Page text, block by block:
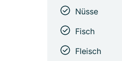
Nüsse
Fisch
Fleisch